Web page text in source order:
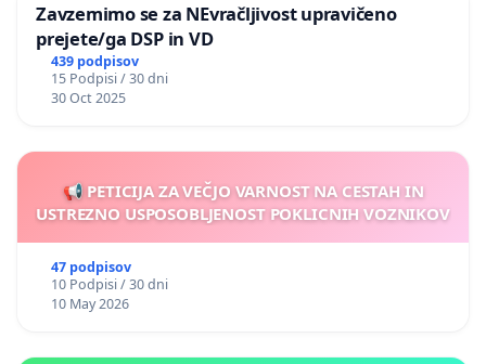
Zavzemimo se za NEvračljivost upravičeno
prejete/ga DSP in VD
439 podpisov
15 Podpisi / 30 dni
30 Oct 2025
📢 PETICIJA ZA VEČJO VARNOST NA CESTAH IN
USTREZNO USPOSOBLJENOST POKLICNIH VOZNIKOV
47 podpisov
10 Podpisi / 30 dni
10 May 2026